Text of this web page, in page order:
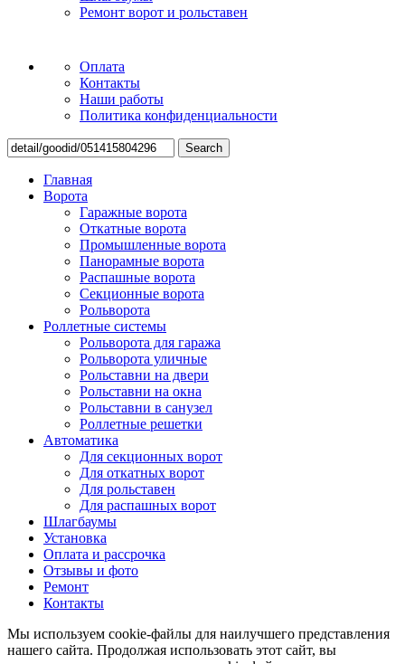
Ремонт ворот и рольставен
Оплата
Контакты
Наши работы
Политика конфиденциальности
Search
Главная
Ворота
Гаражные ворота
Откатные ворота
Промышленные ворота
Панорамные ворота
Распашные ворота
Секционные ворота
Рольворота
Роллетные системы
Рольворота для гаража
Рольворота уличные
Рольставни на двери
Рольставни на окна
Рольставни в санузел
Роллетные решетки
Автоматика
Для секционных ворот
Для откатных ворот
Для рольставен
Для распашных ворот
Шлагбаумы
Установка
Оплата и рассрочка
Отзывы и фото
Ремонт
Контакты
Мы используем cookie-файлы для наилучшего представления
нашего сайта. Продолжая использовать этот сайт, вы